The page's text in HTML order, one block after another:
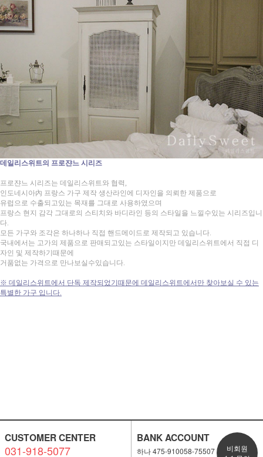
데일리스위트의 프로쟌느 시리즈
프로쟌느 시리즈는 데일리스위트와 협력,
인도네시아內 프랑스 가구 제작 생산라인에 디자인을 의뢰한 제품으로
유럽으로 수출되고있는 목재를 그대로 사용하였으며
프랑스 현지 감각 그대로의 스티치와 바디라인 등의 스타일을 느낄수있는 시리즈입니
다.
모든 가구와 조각은 하나하나 직접 핸드메이드로 제작되고 있습니다.
국내에서는 고가의 제품으로 판매되고있는 스타일이지만 데일리스위트에서 직접 디
자인 및 제작하기때문에
거품없는 가격으로 만나보실수있습니다.
※ 데일리스위트에서 단독 제작되었기때문에 데일리스위트에서만 찾아보실 수 있는
특별한 가구 입니다.
CUSTOMER CENTER
031-918-5077
BANK ACCOUNT
하나 475-910058-75507
비회원